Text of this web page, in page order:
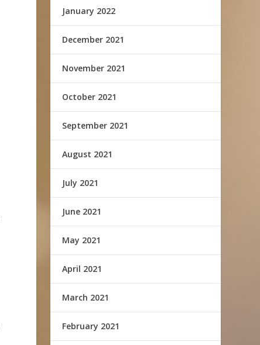
January 2022
December 2021
November 2021
October 2021
September 2021
August 2021
July 2021
June 2021
May 2021
April 2021
March 2021
February 2021